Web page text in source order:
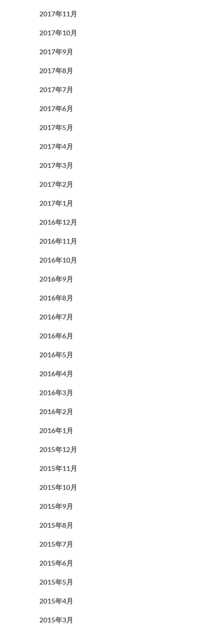
2017年11月
2017年10月
2017年9月
2017年8月
2017年7月
2017年6月
2017年5月
2017年4月
2017年3月
2017年2月
2017年1月
2016年12月
2016年11月
2016年10月
2016年9月
2016年8月
2016年7月
2016年6月
2016年5月
2016年4月
2016年3月
2016年2月
2016年1月
2015年12月
2015年11月
2015年10月
2015年9月
2015年8月
2015年7月
2015年6月
2015年5月
2015年4月
2015年3月